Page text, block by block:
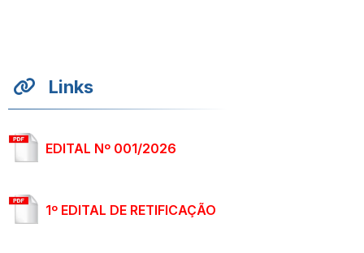
Links
EDITAL Nº 001/2026
1º EDITAL DE RETIFICAÇÃO